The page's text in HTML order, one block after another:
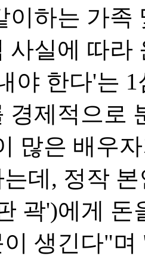
이하는 가족
사실에 따라
야 한다'는
경제적으로
많은 배우
데, 정작
곽')에게 돈
생긴다"